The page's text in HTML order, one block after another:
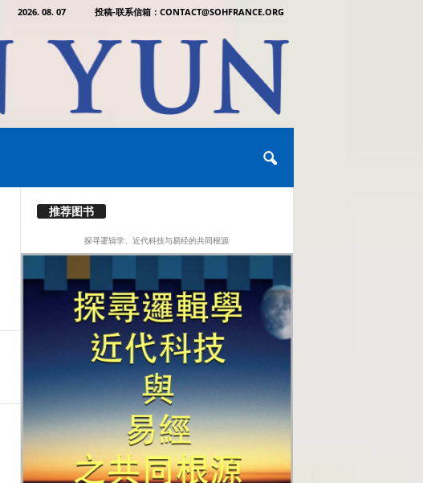
2026. 08. 07 投稿-联系信箱：CONTACT@SOHFRANCE.ORG
推荐图书
探寻逻辑学、近代科技与易经的共同根源